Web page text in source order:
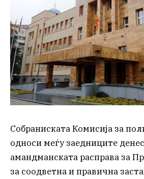
Собраниската Комисија за
односи меѓу заедниците
амандманската расправа за
за соодветна и правична